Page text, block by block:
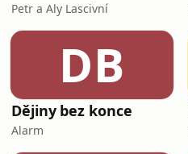
Petr a Aly Lascivní
DB
Dějiny bez konce
Alarm